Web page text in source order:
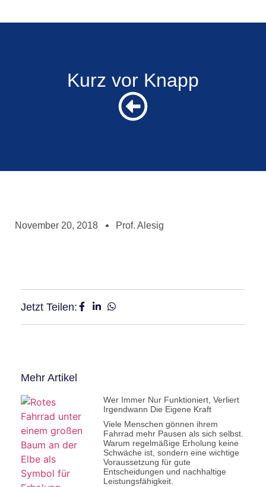
Kurz vor Knapp
November 20, 2018 Prof. Alesig
Jetzt Teilen:
Mehr Artikel
Wer Immer Nur Funktioniert, Verliert
Irgendwann Die Eigene Kraft
Viele Menschen gönnen ihrem
Fahrrad mehr Pausen als sich selbst.
Warum regelmäßige Erholung keine
Schwäche ist, sondern eine wichtige
Voraussetzung für gute
Entscheidungen und nachhaltige
Leistungsfähigkeit.